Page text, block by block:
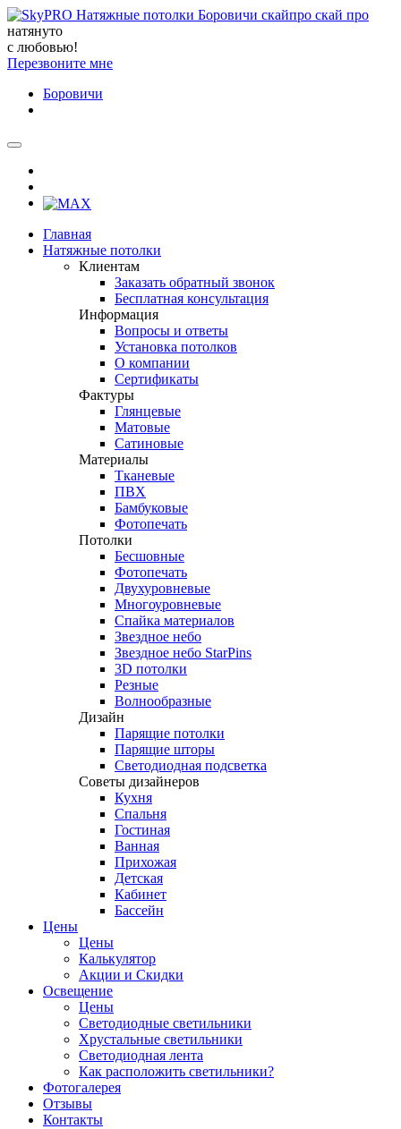
натянуто
с любовью!
Перезвоните мне
Боровичи
Главная
Натяжные потолки
Клиентам
Заказать обратный звонок
Бесплатная консультация
Информация
Вопросы и ответы
Установка потолков
О компании
Сертификаты
Фактуры
Глянцевые
Матовые
Сатиновые
Материалы
Тканевые
ПВХ
Бамбуковые
Фотопечать
Потолки
Бесшовные
Фотопечать
Двухуровневые
Многоуровневые
Спайка материалов
Звездное небо
Звездное небо StarPins
3D потолки
Резные
Волнообразные
Дизайн
Парящие потолки
Парящие шторы
Светодиодная подсветка
Советы дизайнеров
Кухня
Спальня
Гостиная
Ванная
Прихожая
Детская
Кабинет
Бассейн
Цены
Цены
Калькулятор
Акции и Скидки
Освещение
Цены
Светодиодные светильники
Хрустальные светильники
Светодиодная лента
Как расположить светильники?
Фотогалерея
Отзывы
Контакты